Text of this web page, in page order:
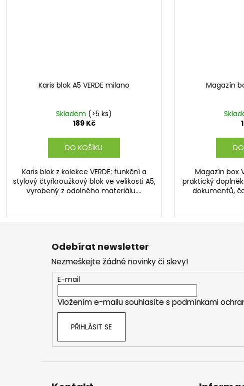
Karis blok A5 VERDE milano
Skladem (>5 ks)
189 Kč
DO KOŠÍKU
Karis blok z kolekce VERDE: funkční a
stylový čtyřkroužkový blok ve velikosti A5,
vyrobený z odolného materiálu....
Magazín
Magazín box
praktický
dokumentů,
Z
Odebírat newsletter
Nezmeškejte žádné novinky či slevy!
E-mail
Vložením e-mailu souhlasíte s podmínkami
PŘIHLÁSIT SE